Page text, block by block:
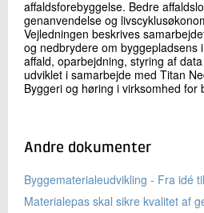
affaldsforebyggelse. Bedre
genanvendelse og
Vejledningen beskrives
og nedbrydere om byggepladsens
affald, oparbejdning, styring af
udviklet i samarbejde med Titan
Byggeri og høring i virksomhed for
Andre dokumenter
Byggematerialeudvikling - Fra idé
Materialepas skal sikre kvalitet af